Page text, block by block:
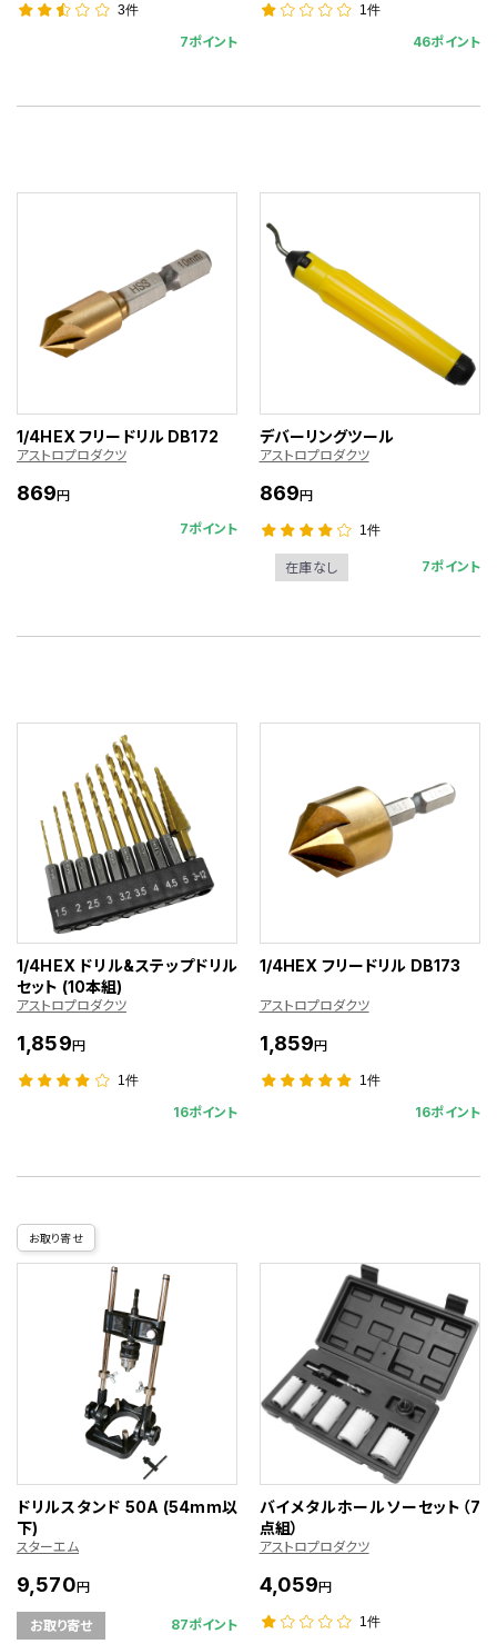
3件
7ポイント
1件
46ポイント
1/4HEX フリードリル DB172
アストロプロダクツ
869円
7ポイント
デバーリングツール
アストロプロダクツ
869円
1件
在庫なし 7ポイント
1/4HEX ドリル&ステップドリル
セット (10本組)
アストロプロダクツ
1,859円
1件
16ポイント
1/4HEX フリードリル DB173
アストロプロダクツ
1,859円
1件
16ポイント
お取り寄せ
ドリルスタンド 50A (54mm以
下)
スターエム
9,570円
お取り寄せ 87ポイント
バイメタルホールソーセット（7
点組）
アストロプロダクツ
4,059円
1件